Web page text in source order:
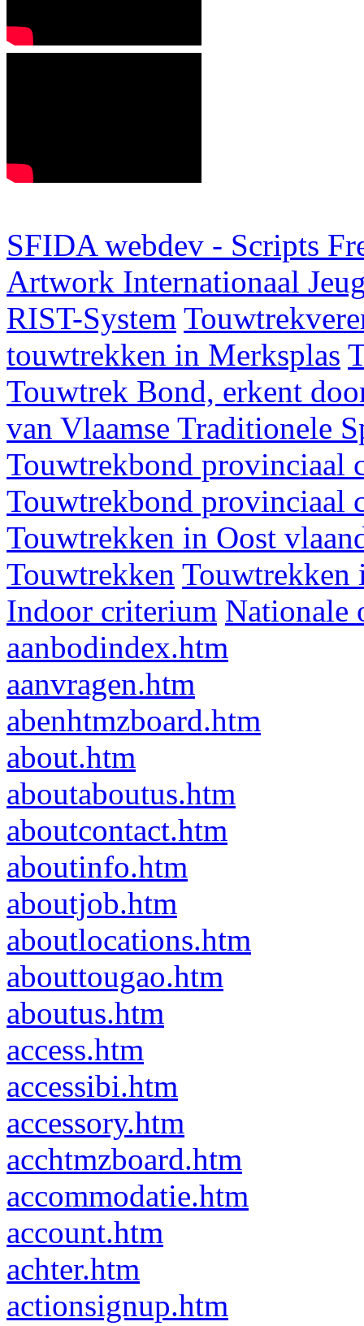
SFIDA webdev - Scripts
Artwork Internationaal
RIST-System
touwtrekken in Merksplas
Touwtrek Bond, erkent
van Vlaamse Traditionele
Touwtrekbond provinciaal
Touwtrekbond provinciaal
Touwtrekken in Oost
Touwtrekken Touwtrekken
Indoor criterium Nationale
aanbodindex.htm
aanvragen.htm
abenhtmzboard.htm
about.htm
aboutaboutus.htm
aboutcontact.htm
aboutinfo.htm
aboutjob.htm
aboutlocations.htm
abouttougao.htm
aboutus.htm
access.htm
accessibi.htm
accessory.htm
acchtmzboard.htm
accommodatie.htm
account.htm
achter.htm
actionsignup.htm